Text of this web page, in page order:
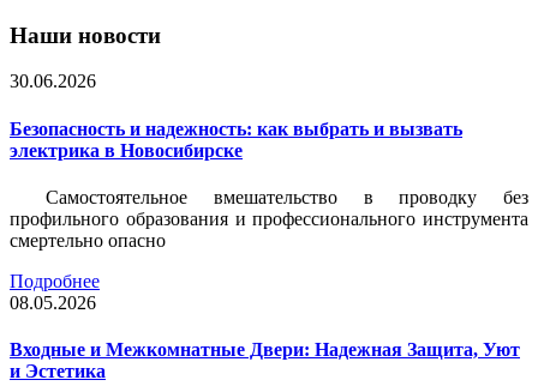
Наши новости
30.06.2026
Безопасность и надежность: как выбрать и вызвать
электрика в Новосибирске
Самостоятельное вмешательство в проводку без
профильного образования и профессионального инструмента
смертельно опасно
Подробнее
08.05.2026
Входные и Межкомнатные Двери: Надежная Защита, Уют
и Эстетика